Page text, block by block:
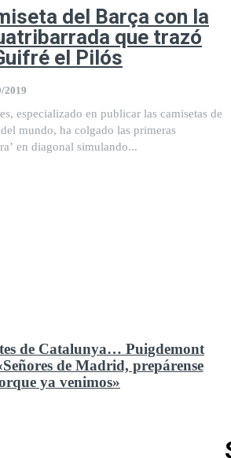
del Barça con la
que trazó
el Pilós
2019
especializado en publicar las camisetas de
mundo, ha colgado las primeras
en diagonal simulando...
de Catalunya… Puigdemont
de Madrid, prepárense
ya venimos»